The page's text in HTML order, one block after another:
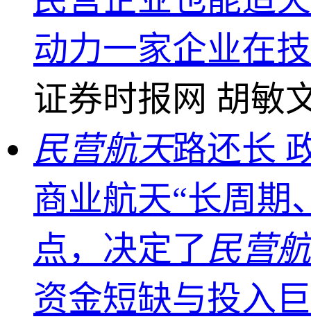
动力一家企业在
证券时报网 胡敏
民营航天路还长
商业航天“长周期
点，决定了民营
资金短缺与投入